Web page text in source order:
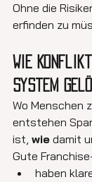
Ohne die
erfinden zu
Wie
System
Wo Menschen
entstehen
ist, wie damit
Gute
haben